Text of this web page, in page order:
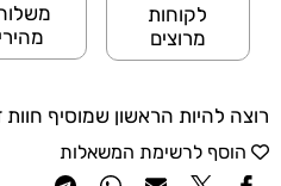
לקוחות
מרוצים
רוצה להיות הראשון שמוסיף
הוסף לרשימת המשאלות